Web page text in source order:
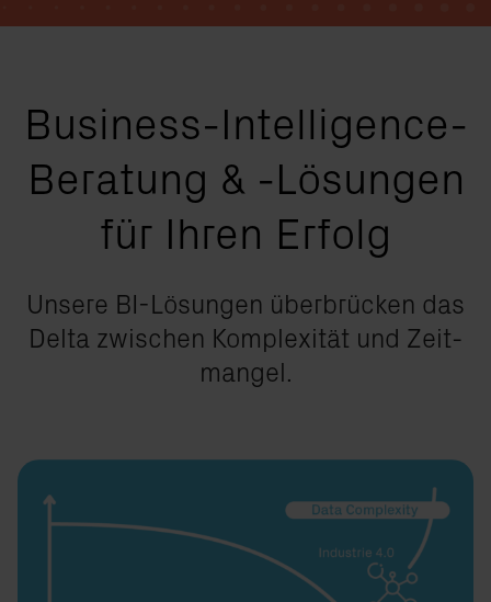
Business-Intelligence-
Beratung & -Lösungen
für Ihren Erfolg
Un­se­re BI-Lö­sun­gen über­brü­cken das
Del­ta zwi­schen Kom­ple­xi­tät und Zeit­
man­gel.